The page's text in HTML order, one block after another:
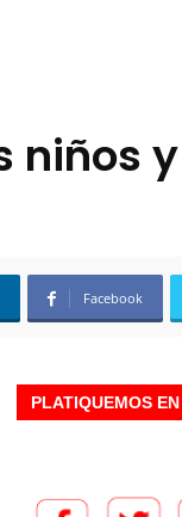
niños
Facebook
PLATIQUEMOS